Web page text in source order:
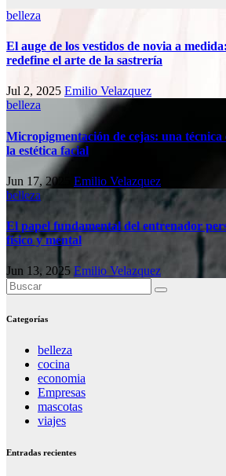
belleza
El auge de los vestidos de novia a
redefine el arte de la sastrería
Jul 2, 2025 Emilio Velazquez
belleza
Micropigmentación de cejas: una técnica
la estética facial
Jun 17, 2025 Emilio Velazquez
belleza
El papel fundamental del entrenador
físico y mental
Jun 13, 2025 Emilio Velazquez
Categorías
belleza
cocina
economia
Empresas
mascotas
viajes
Entradas recientes